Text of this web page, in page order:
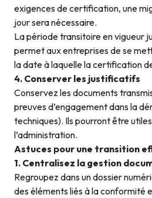
exigences de certification, une
jour sera nécessaire.
La période transitoire en vigueur
permet aux entreprises de se
la date à laquelle la certification
4. Conserver les justificatifs
Conservez les documents
preuves d’engagement dans la
techniques). Ils pourront être
l’administration.
Astuces pour une transition
1. Centralisez la gestion
Regroupez dans un dossier
des éléments liés à la conformité